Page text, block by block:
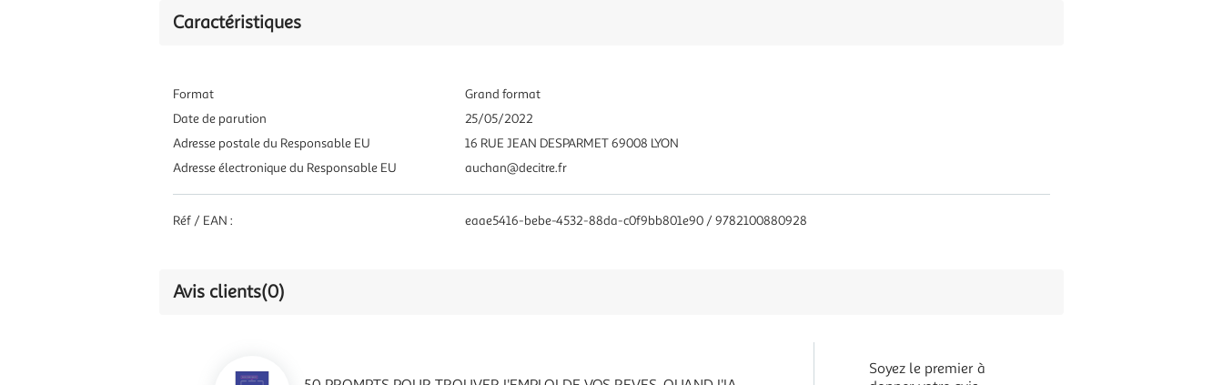
Caractéristiques
Format
Grand format
Date de parution
25/05/2022
Adresse postale du Responsable EU
16 RUE JEAN DESPARMET 69008 LYON
Adresse électronique du Responsable EU
auchan@decitre.fr
Réf / EAN : eaae5416-bebe-4532-88da-c0f9bb801e90 / 9782100880928
Avis clients(0)
Soyez le premier à